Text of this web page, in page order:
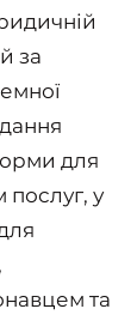
за
для
у
та